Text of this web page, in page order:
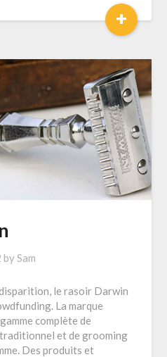
+
bySam
le rasoir Darwin
La marque
complète de
et de grooming
Des produits et